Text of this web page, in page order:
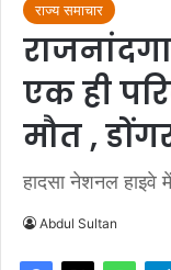
राज्य समाचार
एक ही
मौत ,
हादसा नेशनल हाइवे
Abdul Sultan